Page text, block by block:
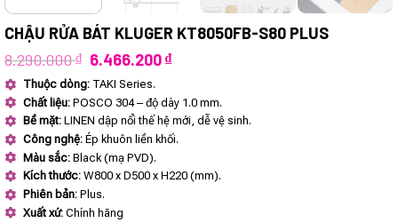
CHẬU RỬA BÁT KLUGER KT8050FB-S80 PLUS
8.290.000₫ Giá
là:
8.290.000 ₫.
6.466.200₫Giá
là:
6.466.200 ₫.
Thuộc dòng: TAKI Series.
Chất liệu: POSCO 304 – độ dày 1.0 mm.
Bề mặt: LINEN dập nổi thế hệ mới, dễ vệ sinh.
Công nghệ: Ép khuôn liền khối.
Màu sắc: Black (mạ PVD).
Kích thước: W800 x D500 x H220 (mm).
Phiên bản: Plus.
Xuất xứ: Chính hãng